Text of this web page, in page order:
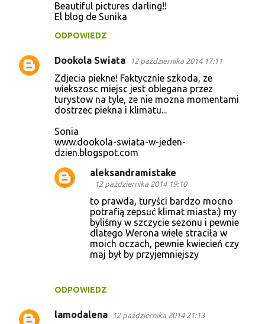
Beautiful pictures darling!!
El blog de Sunika
ODPOWIEDZ
Dookola Swiata 12 października 2014 17:11
Zdjecia piekne! Faktycznie szkoda, ze
wiekszosc miejsc jest oblegana przez
turystow na tyle, ze nie mozna momentami
dostrzec piekna i klimatu...
Sonia
www.dookola-swiata-w-jeden-
dzien.blogspot.com
ODPOWIEDZ
aleksandramistake
12 października 2014 19:10
to prawda, turyści bardzo mocno
potrafią zepsuć klimat miasta:) my
byliśmy w szczycie sezonu i pewnie
dlatego Werona wiele straciła w
moich oczach, pewnie kwiecień czy
maj był by przyjemniejszy
lamodalena 12 października 2014 21:13